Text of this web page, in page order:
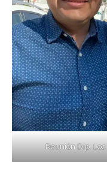
Reunión Dip.